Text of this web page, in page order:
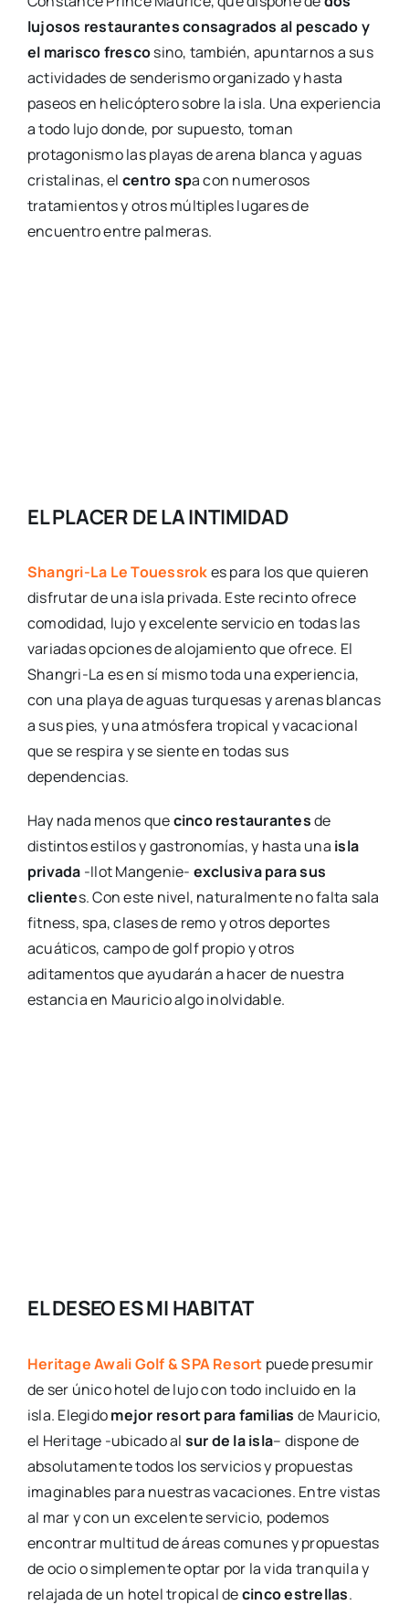
lujosos restaurantes consagrados al pescado y
el marisco frescosino, también, apuntarnos a sus
actividades de senderismo organizado y hasta
paseos en helicóptero sobre la isla. Una experiencia
a todo lujo donde, por supuesto, toman
protagonismo las playas de arena blanca y aguas
cristalinas, el centro spa con numerosos
tratamientos y otros múltiples lugares de
encuentro entre palmeras.
EL PLACER DE LA INTIMIDAD
Shangri-La Le Touessrokes para los que quieren
disfrutar de una isla privada. Este recinto ofrece
comodidad, lujo y excelente servicio en todas las
variadas opciones de alojamiento que ofrece. El
Shangri-La es en sí mismo toda una experiencia,
con una playa de aguas turquesas y arenas blancas
a sus pies, y una atmósfera tropical y vacacional
que se respira y se siente en todas sus
dependencias.
Hay nada menos quecinco restaurantesde
distintos estilos y gastronomías, y hasta una isla
privada -Ilot Mangenie- exclusiva para sus
clientes. Con este nivel, naturalmente no falta sala
fitness, spa, clases de remo y otros deportes
acuáticos, campo de golf propio y otros
aditamentos que ayudarán a hacer de nuestra
estancia en Mauricio algo inolvidable.
EL DESEO ES MI HABITAT
Heritage Awali Golf & SPA Resort puede presumir
de ser único hotel de lujo con todo incluido en la
isla. Elegidomejor resort para familias de Mauricio,
el Heritage -ubicado al sur de la isla– dispone de
absolutamente todos los servicios y propuestas
imaginables para nuestras vacaciones. Entre vistas
al mar y con un excelente servicio, podemos
encontrar multitud de áreas comunes y propuestas
de ocio o simplemente optar por la vida tranquila y
relajada de un hotel tropical decinco estrellas.